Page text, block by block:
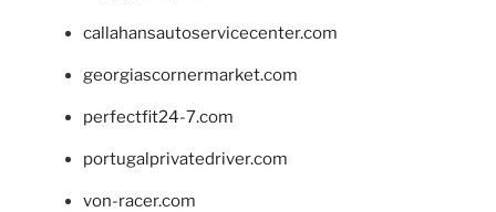
callahansautoservicecenter.com
georgiascornermarket.com
perfectfit24-7.com
portugalprivatedriver.com
von-racer.com